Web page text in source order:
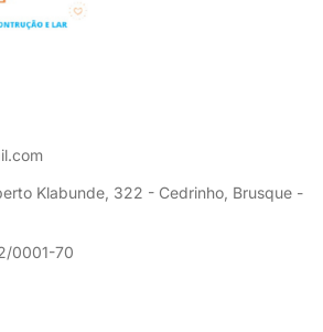
Klabunde, 322 - Cedrinho, Brusque -
0001-70